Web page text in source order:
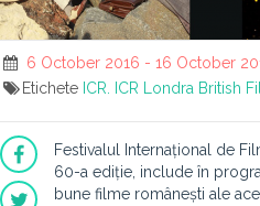
6 October 2016 - 16 October
Etichete ICR. ICR Londra British
Festivalul Internațional de
60-a ediție, include în
bune filme românești ale